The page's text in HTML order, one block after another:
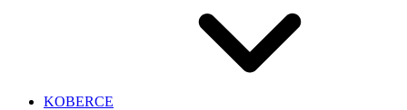
KOBERCE